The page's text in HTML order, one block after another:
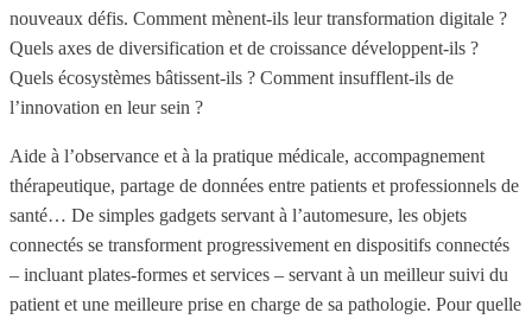
nouveaux défis. Comment mènent-ils leur transformation digitale ?
Quels axes de diversification et de croissance développent-ils ?
Quels écosystèmes bâtissent-ils ? Comment insufflent-ils de
l’innovation en leur sein ?
Aide à l’observance et à la pratique médicale, accompagnement
thérapeutique, partage de données entre patients et professionnels de
santé… De simples gadgets servant à l’automesure, les objets
connectés se transforment progressivement en dispositifs connectés
– incluant plates-formes et services – servant à un meilleur suivi du
patient et une meilleure prise en charge de sa pathologie. Pour quelle